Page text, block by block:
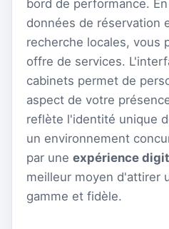
bord de performance.
données de réservation
recherche locales, vous
offre de services.
cabinets permet de
aspect de votre
reflète l'identité unique
un environnement
par une expérience
meilleur moyen d'attirer
gamme et fidèle.